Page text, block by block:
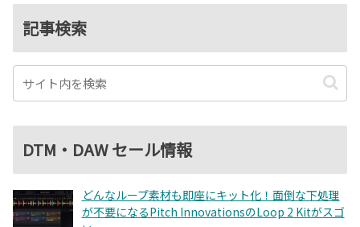
記事検索
DTM・DAW セール情報
どんなループ素材も即座にキット化！面倒な下処理
が不要になるPitch InnovationsのLoop 2 Kitがスゴ